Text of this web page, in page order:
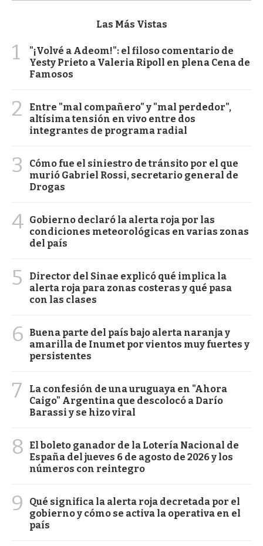
Las Más Vistas
1
"¡Volvé a Adeom!": el filoso comentario de
Yesty Prieto a Valeria Ripoll en plena Cena de
Famosos
2
Entre "mal compañero" y "mal perdedor",
altísima tensión en vivo entre dos
integrantes de programa radial
3
Cómo fue el siniestro de tránsito por el que
murió Gabriel Rossi, secretario general de
Drogas
4 Gobierno declaró la alerta roja por las
condiciones meteorológicas en varias zonas
del país
5
Director del Sinae explicó qué implica la
alerta roja para zonas costeras y qué pasa
con las clases
6
Buena parte del país bajo alerta naranja y
amarilla de Inumet por vientos muy fuertes y
persistentes
7
La confesión de una uruguaya en "Ahora
Caigo" Argentina que descolocó a Darío
Barassi y se hizo viral
8
El boleto ganador de la Lotería Nacional de
España del jueves 6 de agosto de 2026 y los
números con reintegro
9
Qué significa la alerta roja decretada por el
gobierno y cómo se activa la operativa en el
país